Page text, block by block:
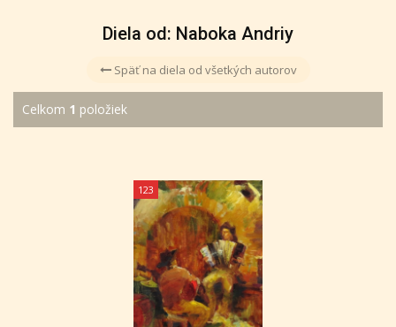
Diela od: Naboka Andriy
Späť na diela od všetkých autorov
Celkom 1 položiek
123